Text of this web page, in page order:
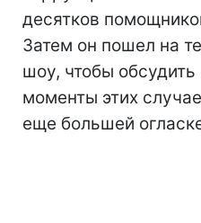
десятков
Затем он пошел на
шоу, чтобы
моменты этих
еще большей